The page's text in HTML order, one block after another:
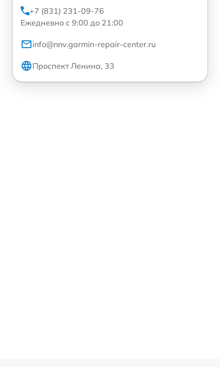
+7 (831) 231-09-76
Ежедневно с 9:00 до 21:00
info@nnv.garmin-repair-center.ru
Проспект Ленина, 33